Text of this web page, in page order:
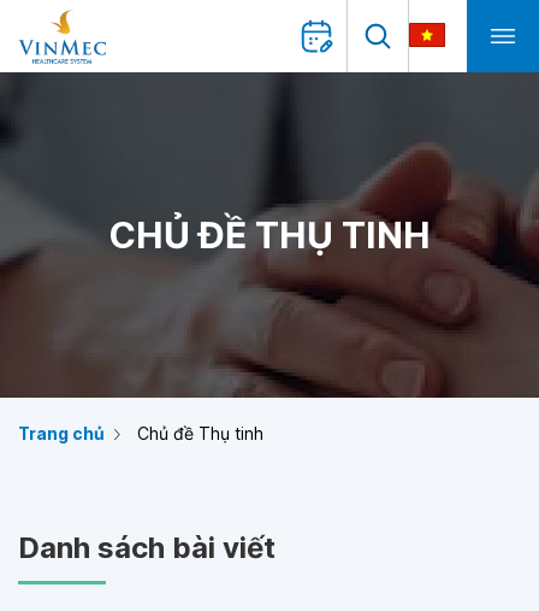
CHỦ ĐỀ THỤ TINH
Trang chủ Chủ đề Thụ tinh
Danh sách bài viết